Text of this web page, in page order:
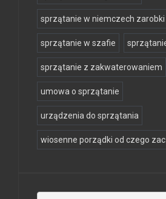
sprzątanie w niemczech zarobki
sprzątanie w szafie
sprzątanie z zakwaterowaniem
umowa o sprzątanie
urządzenia do sprzątania
wiosenne porządki od czego